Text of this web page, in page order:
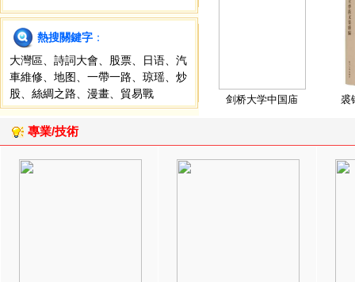
熱搜關鍵字 ：
大灣區
詩詞大會 股票 日语
汽
車維修
地图 一帶一路 琼瑶
炒
股
絲綢之路 漫畫 貿易戰 剑桥大学中国庙 裘
專業/技術